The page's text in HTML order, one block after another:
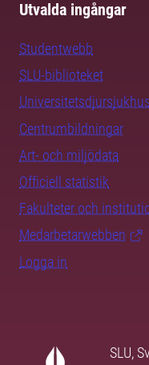
Utvalda ingångar
Studentwebb
SLU-biblioteket
Centrumbildningar
Art- och miljödata
Officiell statistik
Fakulteter och
Medarbetarwebben
Logga in
SLU,